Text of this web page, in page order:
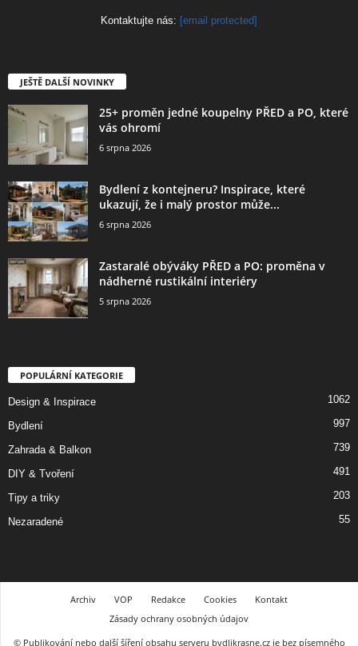
Kontaktujte nás: [email protected]
JEŠTĚ DALŠÍ NOVINKY
25+ proměn jedné koupelny PŘED a PO, které
vás ohromí
6 srpna 2026
Bydlení z kontejneru? Inspirace, které
ukazují, že i malý prostor může...
6 srpna 2026
Zastaralé obýváky PŘED a PO: proměna v
nádherné rustikální interiéry
5 srpna 2026
POPULÁRNÍ KATEGORIE
Design & Inspirace 1062
Bydlení 997
Zahrada & Balkon 739
DIY & Tvoření 491
Tipy a triky 203
Nezaradené 55
Archiv VOP Redakce Cookies
Kontakt
Zásady ochrany osobných údajov
© Publikování nebo další šíření obsahu serveru bydlikrasne.cz je bez písemného